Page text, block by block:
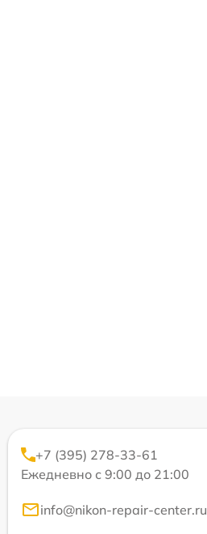
+7 (395) 278-33-61
Ежедневно с 9:00 до 21:00
info@nikon-repair-center.ru